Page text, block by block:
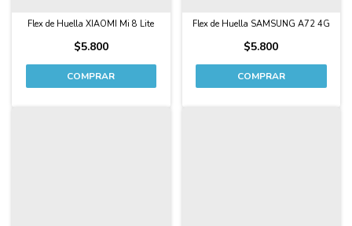
Flex de Huella XIAOMI Mi 8 Lite
$5.800
Flex de Huella SAMSUNG A72 4G
$5.800